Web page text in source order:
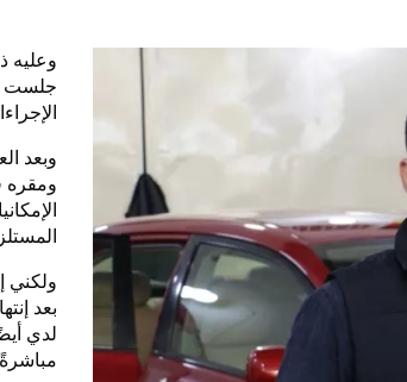
وعليه
جلست
ومقره
ولكني
بعد
لدي